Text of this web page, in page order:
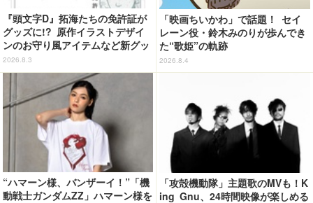
『頭文字D』拓海たちの免許証が
グッズに!? 原作イラストデザイ
ンのお守り風アイテムなど新グッ
ズが目白押し
2026.8.3
「映画ちいかわ」で話題！ セイ
レーン役・鈴木みのりが歩んでき
た“歌姫”の軌跡
2026.8.4
“ハマーン様、バンザーイ！”「機
動戦士ガンダムZZ」ハマーン様を
「攻殻機動隊」主題歌のMVも！K
ing Gnu、24時間映像が楽しめる